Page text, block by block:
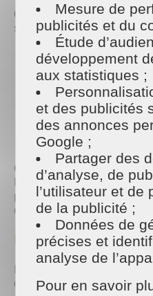
Que vous partiez
semaines, nous pouvons
Nettoyer votre
vacances
Entretenir votre
Préparer votre retour
agréable
Réaliser les tâches
pendant l’été
Grâce à nos prestations
Redon et dans les
profitez d’un intérieur
contrainte.
Retrouver du confort
La rentrée est souvent
du travail, organisation
Mesure de
publicités et du
Étude
développement
aux statistiques ;
et des publicités
des annonces
Google ;
Partager des
d’analyse, de
l’utilisateur et de
de la publicité ;
Données de
précises et
analyse de
Pour en savoir